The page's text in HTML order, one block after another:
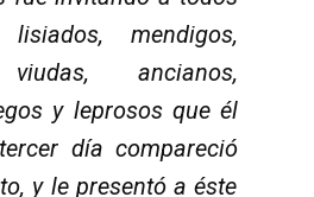
mendigos,
ancianos,
y leprosos que él
día compareció
y le presentóa éste